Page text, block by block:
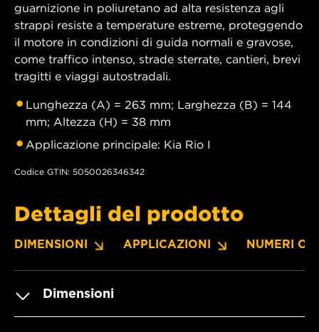
guarnizione in poliuretano ad alta resistenza agli
strappi resiste a temperature estreme, proteggendo
il motore in condizioni di guida normali e gravose,
come traffico intenso, strade sterrate, cantieri, brevi
tragitti e viaggi autostradali.
Lunghezza (A) = 263 mm; Larghezza (B) = 144
mm; Altezza (H) = 38 mm
Applicazione principale: Kia Rio I
Codice GTIN: 5050026346342
Dettagli del prodotto
DIMENSIONI APPLICAZIONI NUMERI OE
Dimensioni